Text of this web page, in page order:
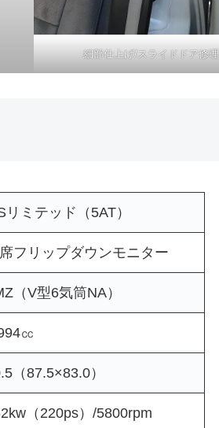
細部仕上げ/スライドドア修理
リミテッド（5AT）
フリップダウンモニター
（V型6気筒NA）
㏄
（87.5×83.0）
（220ps）/5800rpm